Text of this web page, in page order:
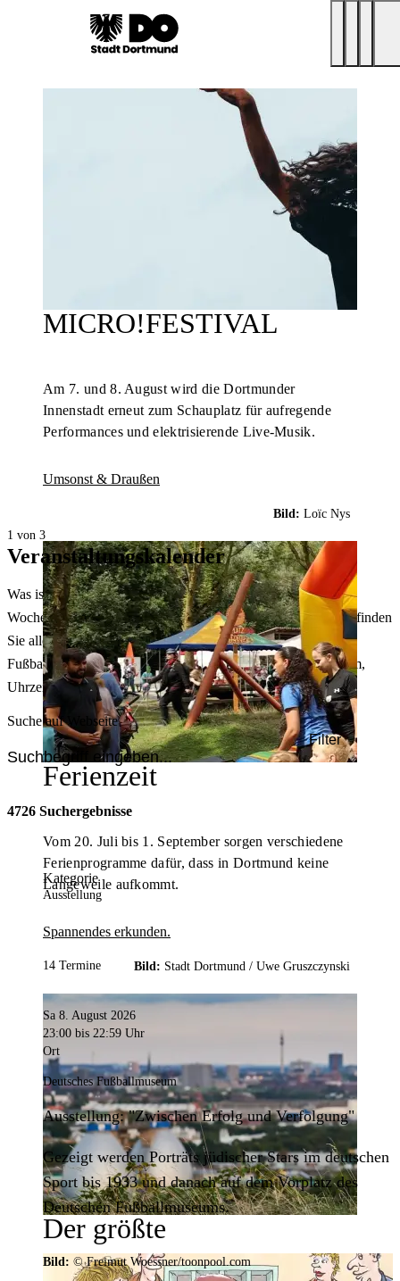
MICRO!FESTIVAL
Am 7. und 8. August wird die Dortmunder
Innenstadt erneut zum Schauplatz für aufregende
Performances und elektrisierende Live-Musik.
Umsonst & Draußen
Bild: Loïc Nys
Ferienzeit
Vom 20. Juli bis 1. September sorgen verschiedene
Ferienprogramme dafür, dass in Dortmund keine
Langeweile aufkommt.
Spannendes erkunden.
Bild: Stadt Dortmund / Uwe Gruszczynski
Der größte
Veranstaltungskalender der
1 von 3
Veranstaltungskalender
Was ist heute in Dortmund los? Welche Konzerte gibt es am
Wochenende? Im größten Veranstaltungskalender Dortmunds finden
Sie alle Events – von der Stadt- oder Museumsführung übers
Fußballspiel bis zum Flohmarkt. Sie können dabei nach Datum,
Uhrzeit, Ort oder Art der Veranstaltung auswählen. Viel Spaß!
Suche auf Webseite
Filter
4726 Suchergebnisse
Kategorie
Ausstellung
14 Termine
Sa 8. August 2026
23:00 bis 22:59 Uhr
Ort
Deutsches Fußballmuseum
Ausstellung: "Zwischen Erfolg und Verfolgung"
Gezeigt werden Porträts jüdischer Stars im deutschen
Sport bis 1933 und danach auf dem Vorplatz des
Deutschen Fußballmuseums.
Bild: © Freimut Woessner/toonpool.com